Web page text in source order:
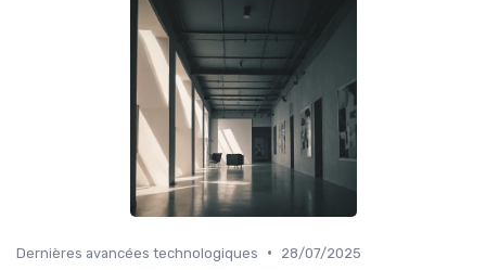
Dernières avancées technologiques • 28/07/2025